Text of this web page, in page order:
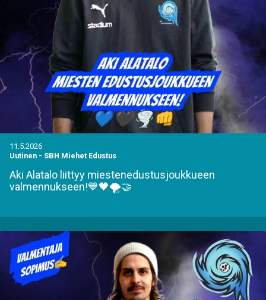
11.5.2026
Uutinen - SBH Miehet Edustus
Aki Alatalo liittyy miestenedustusjoukkueen
valmennukseen!💙🖤🌪🤝